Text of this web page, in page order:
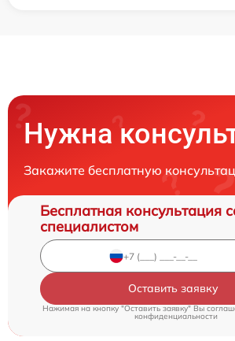
Нужна
Закажите бесплатную
Бесплатная консультация
специалистом
Оставить заявку
Нажимая на кнопку "Оставить заявку" Вы
конфиденциальности